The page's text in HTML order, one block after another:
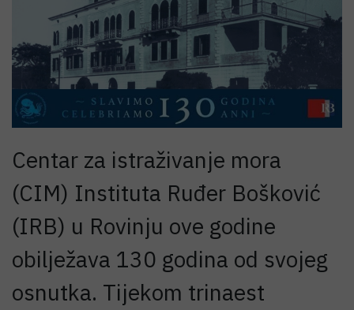
Centar za istraživanje mora
(CIM) Instituta Ruđer Bošković
(IRB) u Rovinju ove godine
obilježava 130 godina od svojeg
osnutka. Tijekom trinaest